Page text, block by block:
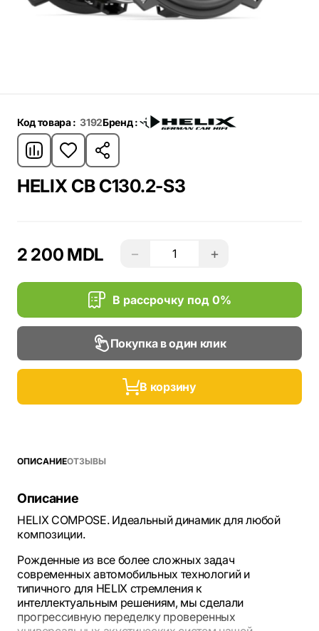
Код товара : 3192Бренд :
HELIX CB C130.2-S3
2 200 MDL − +
В рассрочку под 0%
Покупка в один клик
В корзину
ОПИСАНИЕОТЗЫВЫ
Описание
HELIX COMPOSE. Идеальный динамик для любой
композиции.
Рожденные из все более сложных задач
современных автомобильных технологий и
типичного для HELIX стремления к
интеллектуальным решениям, мы сделали
прогрессивную переделку проверенных